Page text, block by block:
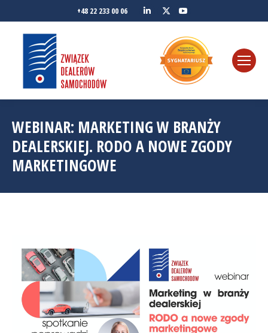
+48 22 233 00 06
Linkedin
Twitter
WEBINAR: MARKETING W BRANŻY
DEALERSKIEJ. RODO A NOWE ZGODY
MARKETINGOWE